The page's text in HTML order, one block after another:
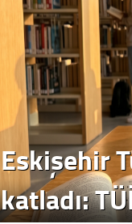
Eskişehir
katladı: